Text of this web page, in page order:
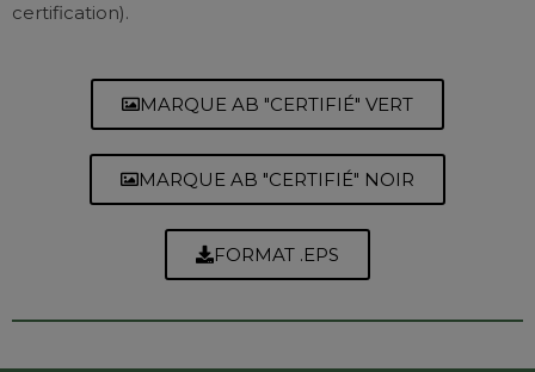
certification).
MARQUE AB "CERTIFIÉ" VERT
MARQUE AB "CERTIFIÉ" NOIR
FORMAT .EPS